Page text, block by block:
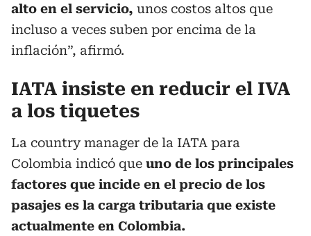
alto en el servicio, unos costos altos que
incluso a veces suben por encima de la
inflación”, afirmó.
IATA insiste en reducir el IVA
a los tiquetes
La country manager de la IATA para
Colombia indicó que uno de los principales
factores que incide en el precio de los
pasajes es la carga tributaria que existe
actualmente en Colombia.